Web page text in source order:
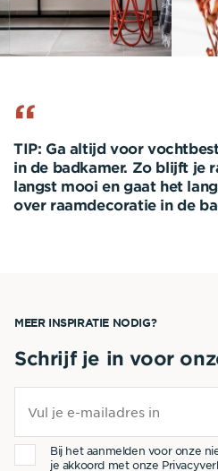
TIP: Ga altijd voor
in de badkamer. Zo blijft je
langst mooi en gaat het
over raamdecoratie in de
MEER INSPIRATIE NODIG?
Schrijf je in voor
Bij het aanmelden voor onze
je akkoord met onze